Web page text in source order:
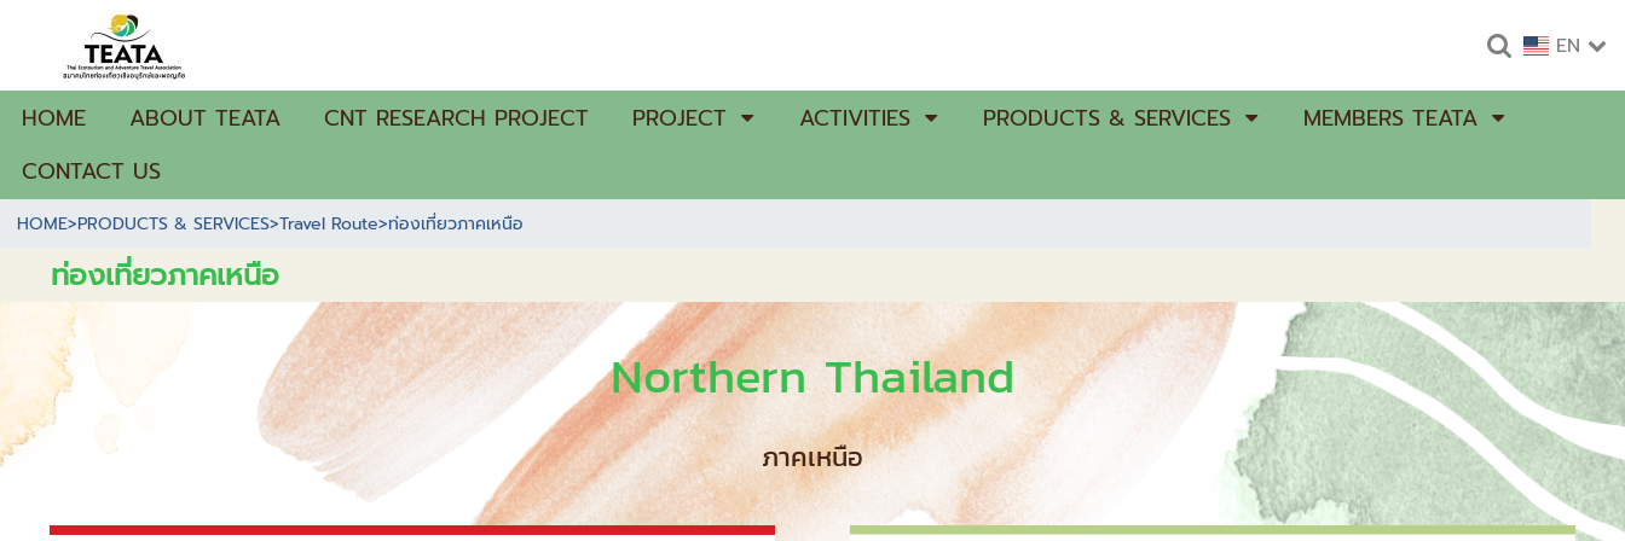
EN
HOME ABOUT TEATA CNT RESEARCH PROJECT PROJECT ACTIVITIES PRODUCTS & SERVICES
MEMBERS TEATA
CONTACT US
HOME>PRODUCTS & SERVICES>Travel Route>ท่องเที่ยวภาคเหนือ
ท่องเที่ยวภาคเหนือ
Northern Thailand
ภาคเหนือ